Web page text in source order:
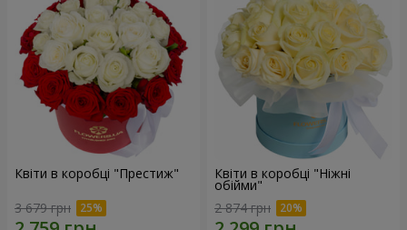
Квіти в коробці "Престиж"
3 679 грн
Квіти в коробці "Ніжні
обійми"
2 874 грн